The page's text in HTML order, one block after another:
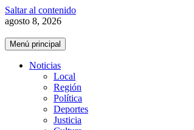
Saltar al contenido
agosto 8, 2026
Menú principal
Noticias
Local
Región
Política
Deportes
Justicia